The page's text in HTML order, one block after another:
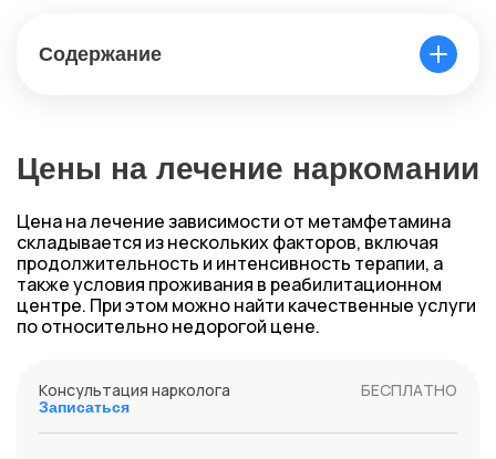
Содержание
Цены на лечение наркомании
Цена на лечение зависимости от метамфетамина
складывается из нескольких факторов, включая
продолжительность и интенсивность терапии, а
также условия проживания в реабилитационном
центре. При этом можно найти качественные услуги
по относительно недорогой цене.
Консультация нарколога БЕСПЛАТНО
Записаться